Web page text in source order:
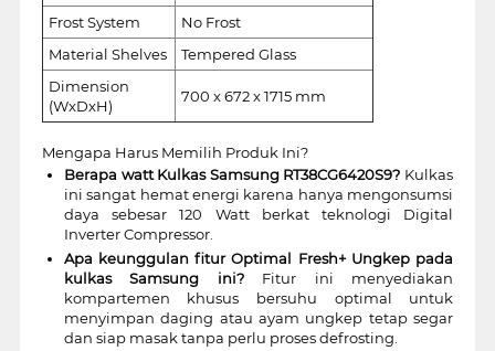
Frost System
No Frost
Material Shelves
Tempered Glass
Dimension
(WxDxH)
700 x 672 x 1715 mm
Mengapa Harus Memilih Produk Ini?
Berapa watt Kulkas Samsung RT38CG6420S9? Kulkas
ini sangat hemat energi karena hanya mengonsumsi
daya sebesar 120 Watt berkat teknologi Digital
Inverter Compressor.
Apa keunggulan fitur Optimal Fresh+ Ungkep pada
kulkas Samsung ini?Fitur ini menyediakan
kompartemen khusus bersuhu optimal untuk
menyimpan daging atau ayam ungkep tetap segar
dan siap masak tanpa perlu proses defrosting.